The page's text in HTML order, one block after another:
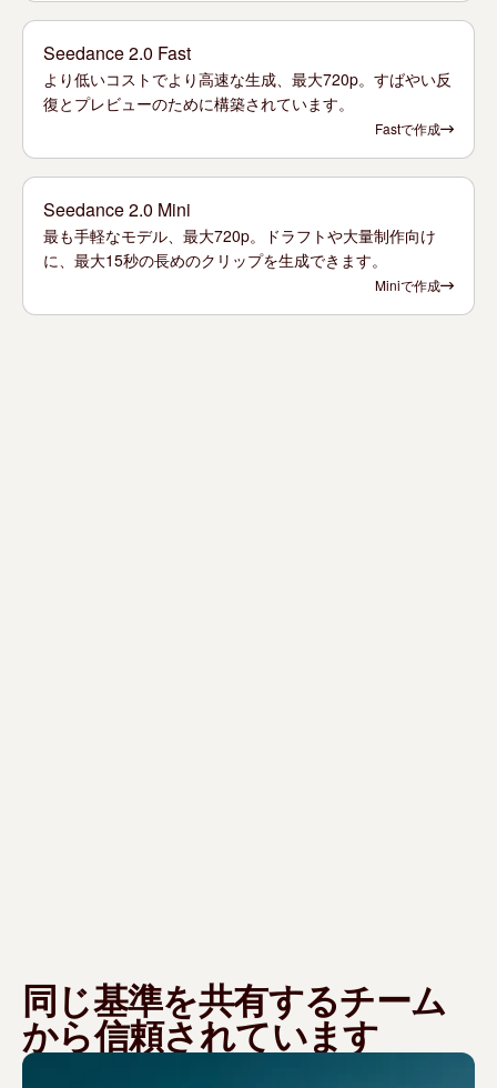
Seedance 2.0 Fast
より低いコストでより高速な生成、最大720p。すばやい反
復とプレビューのために構築されています。
Fastで作成
Seedance 2.0 Mini
最も手軽なモデル、最大720p。ドラフトや大量制作向け
に、最大15秒の長めのクリップを生成できます。
Miniで作成
同じ基準を共有するチーム
から信頼されています